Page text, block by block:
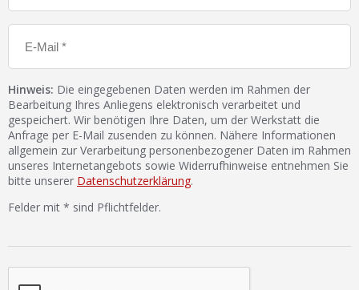
Hinweis: Die eingegebenen Daten werden im Rahmen der
Bearbeitung Ihres Anliegens elektronisch verarbeitet und
gespeichert. Wir benötigen Ihre Daten, um der Werkstatt die
Anfrage per E-Mail zusenden zu können. Nähere Informationen
allgemein zur Verarbeitung personenbezogener Daten im Rahmen
unseres Internetangebots sowie Widerrufhinweise entnehmen Sie
bitte unserer Datenschutzerklärung.
Felder mit * sind Pflichtfelder.